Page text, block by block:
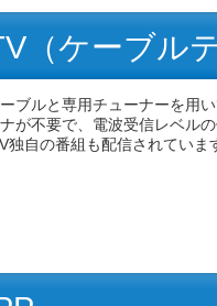
（ケーブル
ブルと専用チューナーを用
が不要で、電波受信レベル
独自の番組も配信されていま